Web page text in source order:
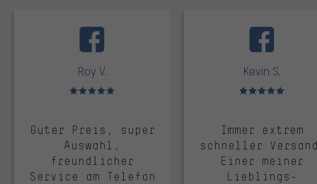
Roy V.
Bewertungen: 5 von 5
Guter Preis, super
Auswahl,
freundlicher
Service am Telefon
Kevin S.
Bewertungen: 5 von 5
Immer extrem
schneller
Einer meiner
Lieblings-